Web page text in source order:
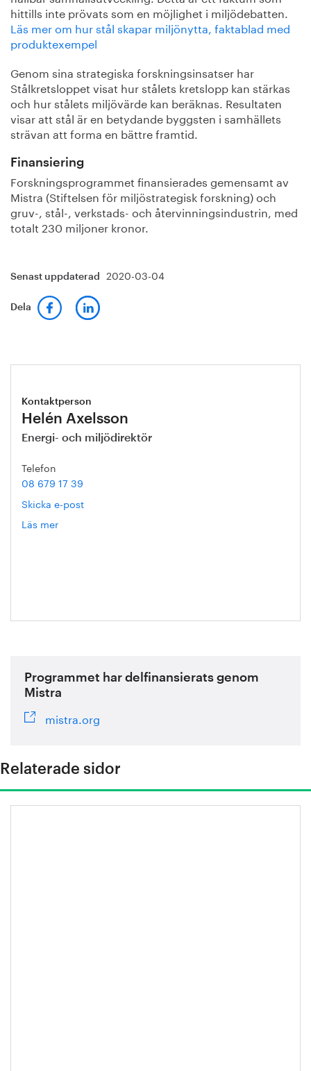
hittills inte prövats som en möjlighet i miljödebatten.
Läs mer om hur stål skapar miljönytta, faktablad med
produktexempel
Genom sina strategiska forskningsinsatser har
Stålkretsloppet visat hur stålets kretslopp kan stärkas
och hur stålets miljövärde kan beräknas. Resultaten
visar att stål är en betydande byggsten i samhällets
strävan att forma en bättre framtid.
Finansiering
Forskningsprogrammet finansierades gemensamt av
Mistra (Stiftelsen för miljöstrategisk forskning) och
gruv-, stål-, verkstads- och återvinningsindustrin, med
totalt 230 miljoner kronor.
Senast uppdaterad 2020-03-04
Dela
Kontaktperson
Helén Axelsson
Energi- och miljödirektör
Telefon
08 679 17 39
Skicka e-post
Läs mer
Programmet har delfinansierats genom
Mistra
mistra.org
Relaterade sidor